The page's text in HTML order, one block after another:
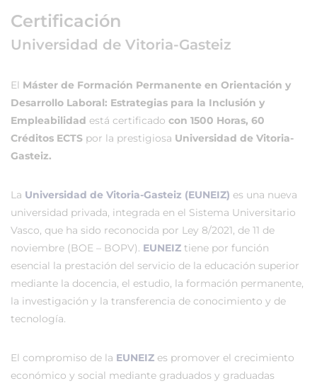
Certificación
Universidad de Vitoria-Gasteiz
El Máster de Formación Permanente en Orientación y
Desarrollo Laboral: Estrategias para la Inclusión y
Empleabilidad está certificado con 1500 Horas, 60
Créditos ECTS por la prestigiosa Universidad de Vitoria-
Gasteiz.
La Universidad de Vitoria-Gasteiz (EUNEIZ) es una nueva
universidad privada, integrada en el Sistema Universitario
Vasco, que ha sido reconocida por Ley 8/2021, de 11 de
noviembre (BOE – BOPV). EUNEIZ tiene por función
esencial la prestación del servicio de la educación superior
mediante la docencia, el estudio, la formación permanente,
la investigación y la transferencia de conocimiento y de
tecnología.
El compromiso de la EUNEIZ es promover el crecimiento
económico y social mediante graduados y graduadas